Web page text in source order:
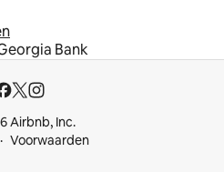
Bank
Airbnb, Inc.
Voorwaarden